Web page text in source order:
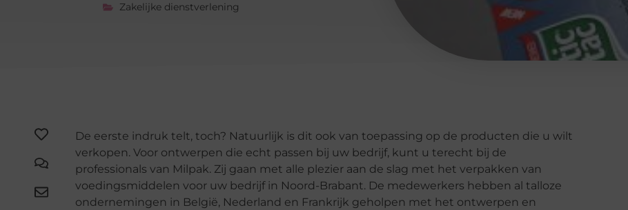
Zakelijke dienstverlening
De eerste indruk telt, toch? Natuurlijk is dit ook van toepassing op de producten die u wilt
verkopen. Voor ontwerpen die echt passen bij uw bedrijf, kunt u terecht bij de
professionals van Milpak. Zij gaan met alle plezier aan de slag met het verpakken van
voedingsmiddelen voor uw bedrijf in Noord-Brabant. De medewerkers hebben al talloze
ondernemingen in België, Nederland en Frankrijk geholpen met het ontwerpen en